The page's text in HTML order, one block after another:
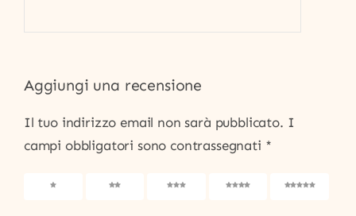
Aggiungi una recensione
Il tuo indirizzo email non sarà pubblicato. I
campi obbligatori sono contrassegnati *
5